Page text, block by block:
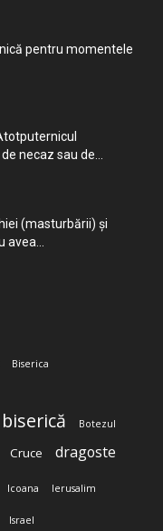
pentru momentele
necaz sau de...
(masturbării) şi
avea...
Biserica
biserică Botezul
Cruce dragoste
Icoana Ierusalim
Israel